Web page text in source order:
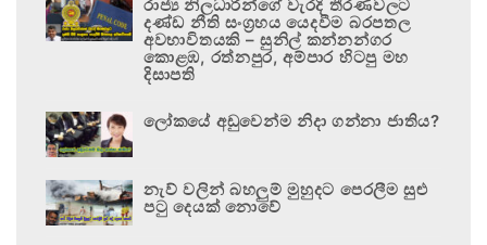
රාජ්‍ය නිලධාරීන්ගේ වැරදි තීරණවලට
දණ්ඩ නීති සංග්‍රහය යෙදවීම බරපතල
අවභාවිතයකි – සුනිල් කන්නන්ගර
කොළඹ, රත්නපුර, අම්පාර හිටපු මහ
දිසාපති
ලෝකයේ අඩුවෙන්ම නිදා ගන්නා ජාතිය?
නැව් වලින් බහලුම් මුහුදට පෙරලීම සුළු
පටු දෙයක් නොවේ